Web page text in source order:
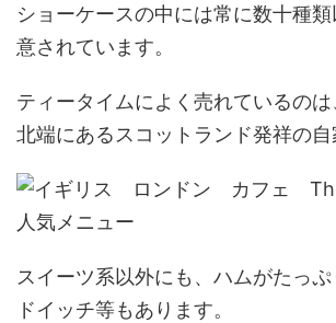
ショーケースの中には常に数十種
意されています。
ティータイムによく売れているの
北端にあるスコットランド発祥の自
スイーツ系以外にも、ハムがたっ
ドイッチ等もあります。